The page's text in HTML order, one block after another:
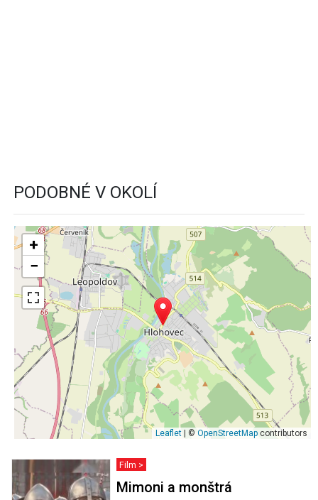
PODOBNÉ V OKOLÍ
+
−
Leaflet | © OpenStreetMap contributors
Film >
Mimoni a monštrá